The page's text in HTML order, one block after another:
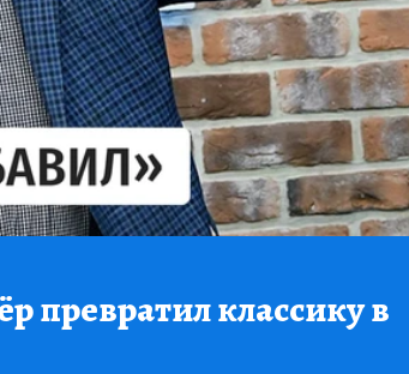
превратил классику в